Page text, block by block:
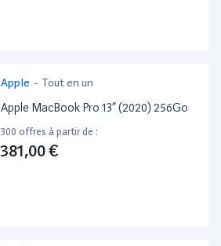
Apple - Tout en un
Apple MacBook Pro 13” (2020) 256Go
300 offres à partir de :
381,00 €